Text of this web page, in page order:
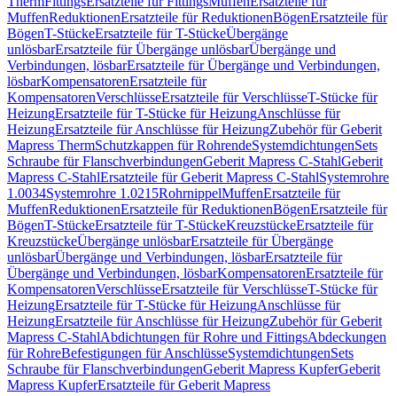
MuffenReduktionenErsatzteile für ReduktionenBögenErsatzteile für
BögenT-StückeErsatzteile für T-StückeÜbergänge
unlösbarErsatzteile für Übergänge unlösbarÜbergänge und
Verbindungen, lösbarErsatzteile für Übergänge und Verbindungen,
lösbarKompensatorenErsatzteile für
KompensatorenVerschlüsseErsatzteile für VerschlüsseT-Stücke für
HeizungErsatzteile für T-Stücke für HeizungAnschlüsse für
HeizungErsatzteile für Anschlüsse für HeizungZubehör für Geberit
Mapress ThermSchutzkappen für RohrendeSystemdichtungenSets
Schraube für FlanschverbindungenGeberit Mapress C-StahlGeberit
Mapress C-StahlErsatzteile für Geberit Mapress C-StahlSystemrohre
1.0034Systemrohre 1.0215RohrnippelMuffenErsatzteile für
MuffenReduktionenErsatzteile für ReduktionenBögenErsatzteile für
BögenT-StückeErsatzteile für T-StückeKreuzstückeErsatzteile für
KreuzstückeÜbergänge unlösbarErsatzteile für Übergänge
unlösbarÜbergänge und Verbindungen, lösbarErsatzteile für
Übergänge und Verbindungen, lösbarKompensatorenErsatzteile für
KompensatorenVerschlüsseErsatzteile für VerschlüsseT-Stücke für
HeizungErsatzteile für T-Stücke für HeizungAnschlüsse für
HeizungErsatzteile für Anschlüsse für HeizungZubehör für Geberit
Mapress C-StahlAbdichtungen für Rohre und FittingsAbdeckungen
für RohreBefestigungen für AnschlüsseSystemdichtungenSets
Schraube für FlanschverbindungenGeberit Mapress KupferGeberit
Mapress KupferErsatzteile für Geberit Mapress